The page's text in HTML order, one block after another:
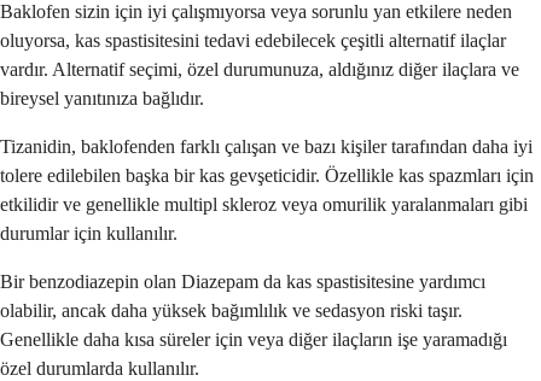
Baklofen sizin için iyi çalışmıyorsa veya sorunlu yan etkilere neden
oluyorsa, kas spastisitesini tedavi edebilecek çeşitli alternatif ilaçlar
vardır. Alternatif seçimi, özel durumunuza, aldığınız diğer ilaçlara ve
bireysel yanıtınıza bağlıdır.
Tizanidin, baklofenden farklı çalışan ve bazı kişiler tarafından daha iyi
tolere edilebilen başka bir kas gevşeticidir. Özellikle kas spazmları için
etkilidir ve genellikle multipl skleroz veya omurilik yaralanmaları gibi
durumlar için kullanılır.
Bir benzodiazepin olan Diazepam da kas spastisitesine yardımcı
olabilir, ancak daha yüksek bağımlılık ve sedasyon riski taşır.
Genellikle daha kısa süreler için veya diğer ilaçların işe yaramadığı
özel durumlarda kullanılır.